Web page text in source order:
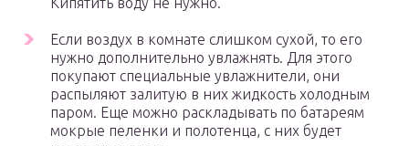
Если воздух в комнате слишком сухой, то его
нужно дополнительно увлажнять. Для этого
покупают специальные увлажнители, они
распыляют залитую в них жидкость холодным
паром. Еще можно раскладывать по батареям
мокрые пеленки и полотенца, с них будет